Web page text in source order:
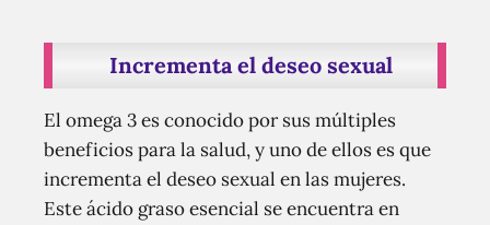
Incrementa el deseo sexual
El omega 3 es conocido por sus múltiples
beneficios para la salud, y uno de ellos es que
incrementa el deseo sexual en las mujeres.
Este ácido graso esencial se encuentra en